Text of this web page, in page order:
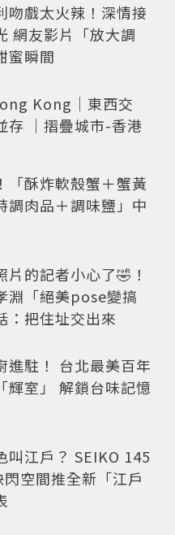
吻戲太火辣！深情接
網友影片「放大調
蜜瞬間
Kong｜東西交
存 ｜摺疊城市-香港
「酥炸軟殼蟹＋蟹黃
調肉品＋調味鹽」中
片的記者小心了🤣！
淵「絕美pose變搞
：把住址交出來
進駐！ 台北最美百年
輝室」 解鎖台味記憶
叫江戶？ SEIKO 145
空間推全新「江戶